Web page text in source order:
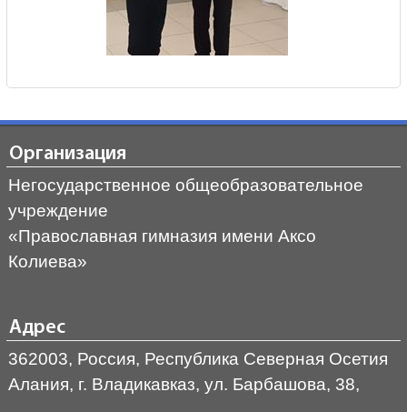
Организация
Негосударственное общеобразовательное
учреждение
«Православная гимназия имени Аксо
Колиева»
Адрес
362003, Россия, Республика Северная Осетия
Алания, г. Владикавказ, ул. Барбашова, 38,